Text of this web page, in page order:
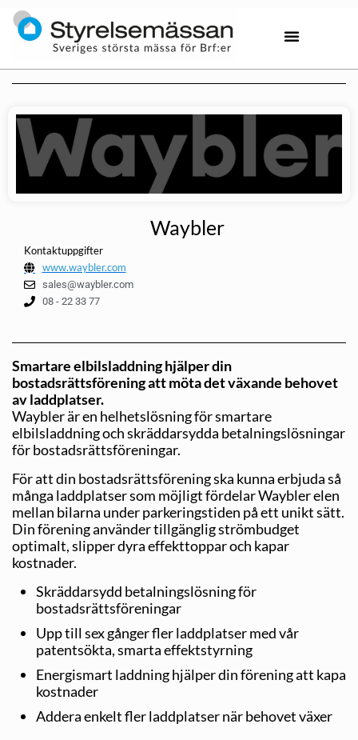
Waybler
Kontaktuppgifter
www.waybler.com
sales@waybler.com
08 - 22 33 77
Smartare elbilsladdning hjälper din
bostadsrättsförening att möta det växande behovet
av laddplatser.
Waybler är en helhetslösning för smartare
elbilsladdning och skräddarsydda betalningslösningar
för bostadsrättsföreningar.
För att din bostadsrättsförening ska kunna erbjuda så
många laddplatser som möjligt fördelar Waybler elen
mellan bilarna under parkeringstiden på ett unikt sätt.
Din förening använder tillgänglig strömbudget
optimalt, slipper dyra effekttoppar och kapar
kostnader.
Skräddarsydd betalningslösning för
bostadsrättsföreningar
Upp till sex gånger fler laddplatser med vår
patentsökta, smarta effektstyrning
Energismart laddning hjälper din förening att kapa
kostnader
Addera enkelt fler laddplatser när behovet växer